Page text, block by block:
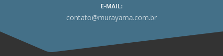
E-MAIL:
contato@murayama.com.br